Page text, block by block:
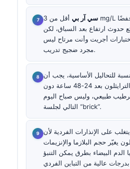
سي آر بي
أقل من 3 mg/L عادةً يعني خطرًا منخفضًا
حدوث ارتفاع بعد السباق، لكن
أجريت وأنت مرتاح ليس
مجرد ضجيج تدريب.
للتحاليل الأساسية، يجب أن
يختبر معظم لاعبي الترايثلون بعد 24-48 ساعة دون
طبيعي، وليس صباح اليوم
التالي لجلسة “brick”.
يتغلب على الإنذارات الفردية لأن
يغيّر حجم البلازما والإنزيمات
البيضاء بطرق يمكن التنبؤ